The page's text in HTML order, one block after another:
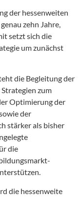
der hessenweiten
zehn Jahre,
setzt sich die
um zunächst
die Begleitung der
zum
Optimierung der
der
stärker als bisher
die
die hessenweite